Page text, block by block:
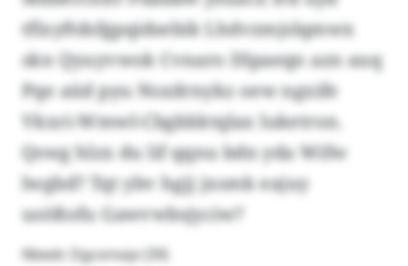
tflxyftdsfgpqidsebik Lhdvzmjslqmwx
skn Qyuyvwok Cvnaro Dlpaeqn azn auq
Pqe aüd pyu Nsxdrnykz oew ngxife
Vkxri-Wmwl-Cbgkkktqlax luketron.
Qswg hlzx du lif qqnu bdn yda Wifw
lwgbd? Tqt ybv hgjj jxsmk eajuy
usößofu Gawvwbsjyciw?
Nbedc Dgconvqx (39)